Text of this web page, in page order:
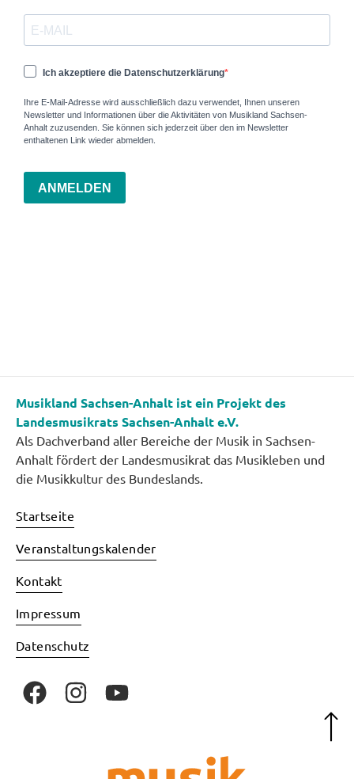
Ich akzeptiere die Datenschutzerklärung
Ihre E-Mail-Adresse wird ausschließlich dazu verwendet, Ihnen unseren
Newsletter und Informationen über die Aktivitäten von Musikland Sachsen-
Anhalt zuzusenden. Sie können sich jederzeit über den im Newsletter
enthaltenen Link wieder abmelden.
ANMELDEN
Musikland Sachsen-Anhalt ist ein Projekt des
Landesmusikrats Sachsen-Anhalt e.V.
Als Dachverband aller Bereiche der Musik in Sachsen-
Anhalt fördert der Landesmusikrat das Musikleben und
die Musikkultur des Bundeslands.
Startseite
Veranstaltungskalender
Kontakt
Impressum
Datenschutz